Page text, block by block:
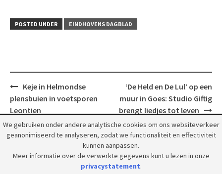
POSTED UNDER EINDHOVENS DAGBLAD
Post
navigation
Keje in Helmondse
plensbuien in voetsporen
Leontien
‘De Held en De Lul’ op een
muur in Goes: Studio Giftig
brengt liedjes tot leven
© 2018 Grootpeelland. Alle rechten voorbehouden.
We gebruiken onder andere analytische cookies om ons websiteverkeer
geanonimiseerd te analyseren, zodat we functionaliteit en effectiviteit
kunnen aanpassen.
Meer informatie over de verwerkte gegevens kunt u lezen in onze
privacystatement.